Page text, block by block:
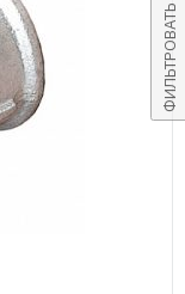
ФИЛЬТРОВАТЬ